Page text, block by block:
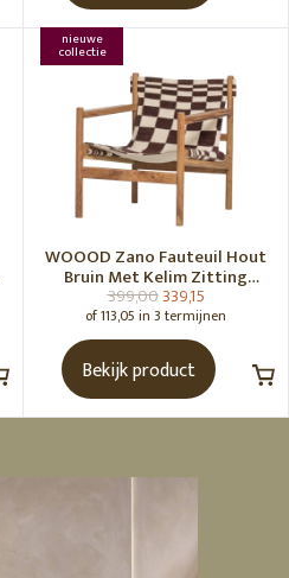
nieuwe
collectie
WOOOD Zano Fauteuil Hout
Bruin Met Kelim Zitting
Naturel
399,00339,15
of 113,05 in 3 termijnen
Bekijk product